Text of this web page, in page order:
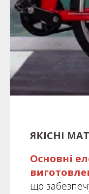
ЯКІСНІ
Основні
що